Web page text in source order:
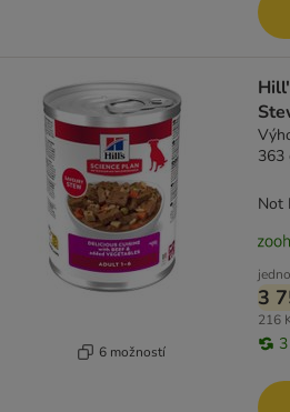
6 možností
363
3
216
Not